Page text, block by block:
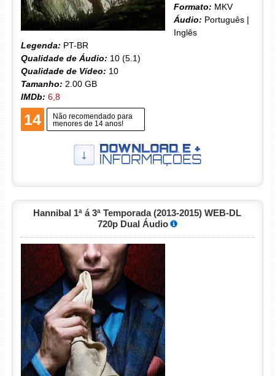
Formato: MKV
Áudio: Português |
Inglês
Legenda: PT-BR
Qualidade de Áudio: 10 (5.1)
Qualidade de Vídeo: 10
Tamanho: 2.00 GB
IMDb: 6,8
14
Não recomendado para
menores de 14 anos!
Hannibal 1ª á 3ª Temporada (2013-2015) WEB-DL
720p Dual Áudio